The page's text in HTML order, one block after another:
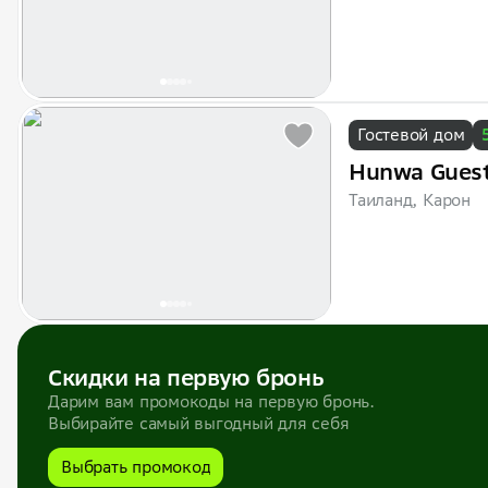
Гостевой дом
Hunwa
Таиланд, Карон
Скидки на первую бронь
Дарим вам промокоды на первую бронь.
Выбирайте самый выгодный для себя
Выбрать промокод